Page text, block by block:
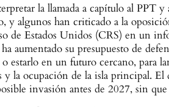
la llamada a capítulo al PPT
y algunos han criticado a la
de Estados Unidos (CRS) en un
aumentado su presupuesto de
estarlo en un futuro cercano, para
y la ocupación de la isla principal.
invasión antes de 2027, sin